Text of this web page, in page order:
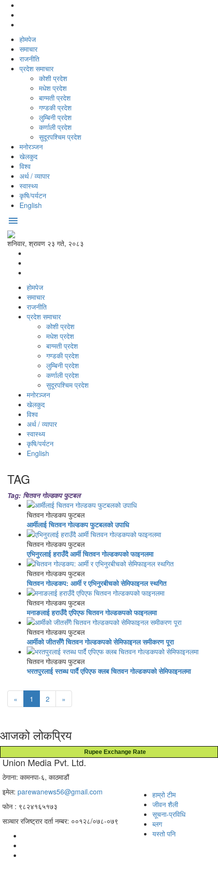
होमपेज
समाचार
राजनीति
प्रदेश समाचार
कोशी प्रदेश
मधेश प्रदेश
बाग्मती प्रदेश
गण्डकी प्रदेश
लुम्बिनी प्रदेश
कर्णाली प्रदेश
सुदूरपश्‍चिम प्रदेश
मनोरञ्‍जन
खेलकुद
विश्‍व
अर्थ / व्यापार
स्वास्थ्य
कृषि/पर्यटन
English
menu
शनिवार, श्रावण २३ गते, २०८३
होमपेज
समाचार
राजनीति
प्रदेश समाचार
कोशी प्रदेश
मधेश प्रदेश
बाग्मती प्रदेश
गण्डकी प्रदेश
लुम्बिनी प्रदेश
कर्णाली प्रदेश
सुदूरपश्‍चिम प्रदेश
मनोरञ्‍जन
खेलकुद
विश्‍व
अर्थ / व्यापार
स्वास्थ्य
कृषि/पर्यटन
English
TAG
Tag: चितवन गोल्डकप फुटबल
चितवन गोल्डकप फुटबल
आर्मीलाई चितवन गोल्डकप फुटबलको उपाधि
चितवन गोल्डकप फुटबल
एभिनुरलाई हराउँदै आर्मी चितवन गोल्डकपको फाइनलमा
चितवन गोल्डकप फुटबल
चितवन गोल्डकप: आर्मी र एभिनुरबीचको सेमिफाइनल स्थगित
चितवन गोल्डकप फुटबल
मनाङलाई हराउँदै एपिएफ चितवन गोल्डकपको फाइनलमा
चितवन गोल्डकप फुटबल
आर्मीको जीतसँगै चितवन गोल्डकपको सेमिफाइनल समीकरण पूरा
चितवन गोल्डकप फुटबल
भरतपुरलाई स्तब्ध पार्दै एपिएफ क्लब चितवन गोल्डकपको सेमिफाइनलमा
« 1 2 »
आजको लोकप्रिय
Rupee Exchange Rate
Union Media Pvt. Ltd.
ठेगाना: कामनपा-६, काठमाडौं
इमेल: parewanews56@gmail.com
फोन : ९८२४१६५१७३
सञ्चार रजिष्ट्रार दर्ता नम्बर: ००१२८/०७८-०७९
हाम्रो टीम
जीवन शैली
सूचना-प्रविधि
ब्लग
यस्तो पनि